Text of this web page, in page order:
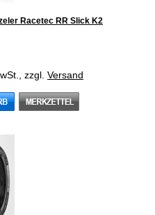
Racetec RR Slick K2
zzgl. Versand